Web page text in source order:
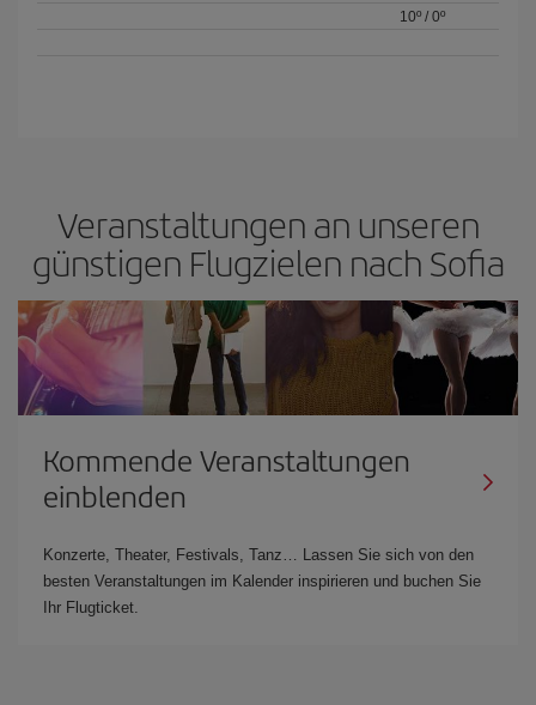
10º/ 0º
Veranstaltungen an unseren
günstigen Flugzielen nach Sofia
Kommende Veranstaltungen
einblenden
Konzerte, Theater, Festivals, Tanz… Lassen Sie sich von den
besten Veranstaltungen im Kalender inspirieren und buchen Sie
Ihr Flugticket.